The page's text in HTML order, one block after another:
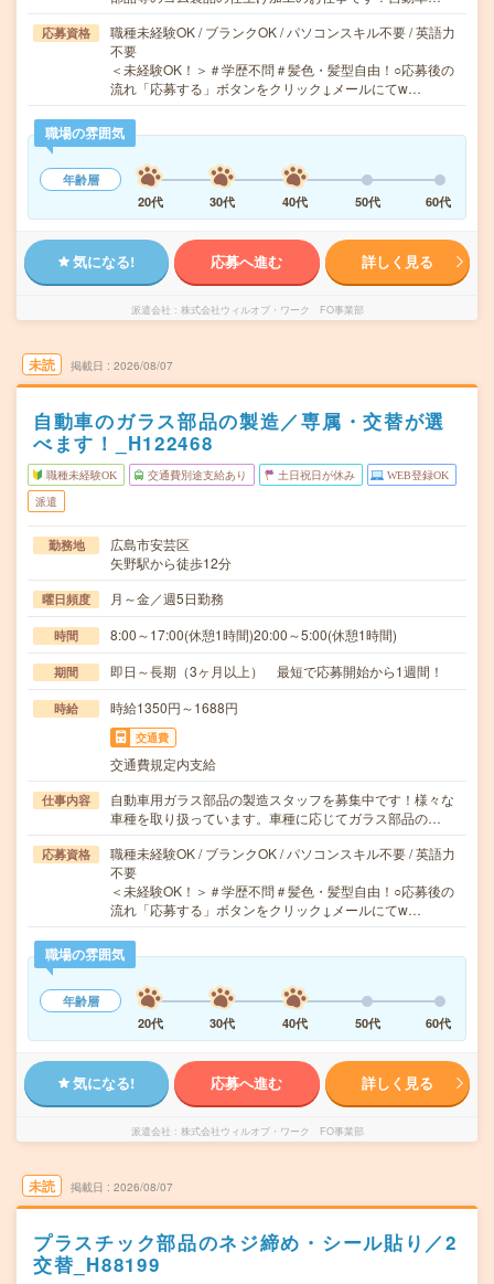
応募資格
職種未経験OK / ブランクOK / パソコンスキル不要 / 英語力
不要
＜未経験OK！＞＃学歴不問＃髪色・髪型自由！○応募後の
流れ「応募する」ボタンをクリック↓メールにてw…
職場の雰囲気
年齢層
20代
30代 40代 50代 60代
気になる! 応募へ進む 詳しく見る
派遣会社 株式会社ウィルオブ・ワーク FO事業部
未読 掲載日 2026/08/07
自動車のガラス部品の製造／専属・交替が選
べます！_H122468
職種未経験OK 交通費別途支給あり 土日祝日が休み WEB登録OK
派遣
勤務地
広島市安芸区
矢野駅から徒歩12分
曜日頻度 月～金／週5日勤務
時間 8:00～17:00(休憩1時間)20:00～5:00(休憩1時間)
期間 即日～長期（3ヶ月以上） 最短で応募開始から1週間！
時給 時給1350円～1688円
交通費
交通費規定内支給
仕事内容
自動車用ガラス部品の製造スタッフを募集中です！様々な
車種を取り扱っています。車種に応じてガラス部品の…
応募資格
職種未経験OK / ブランクOK / パソコンスキル不要 / 英語力
不要
＜未経験OK！＞＃学歴不問＃髪色・髪型自由！○応募後の
流れ「応募する」ボタンをクリック↓メールにてw…
職場の雰囲気
年齢層
20代
30代 40代 50代 60代
気になる! 応募へ進む 詳しく見る
派遣会社 株式会社ウィルオブ・ワーク FO事業部
未読 掲載日 2026/08/07
プラスチック部品のネジ締め・シール貼り／2
交替_H88199